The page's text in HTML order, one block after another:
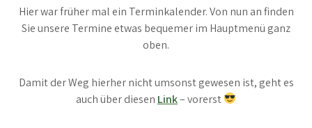
Hier war früher mal ein Terminkalender. Von nun an finden
Sie unsere Termine etwas bequemer im Hauptmenü ganz
oben.
Damit der Weg hierher nicht umsonst gewesen ist, geht es
auch über diesen Link– vorerst